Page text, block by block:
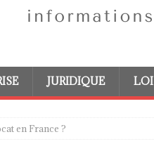
JURIDIQUE LOI
en France ?